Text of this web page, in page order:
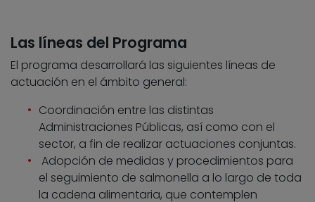
Las líneas del Programa
El programa desarrollará las siguientes líneas de
actuación en el ámbito general:
Coordinación entre las distintas
Administraciones Públicas, así como con el
sector, a fin de realizar actuaciones conjuntas.
Adopción de medidas y procedimientos para
el seguimiento de salmonella a lo largo de toda
la cadena alimentaria, que contemplen